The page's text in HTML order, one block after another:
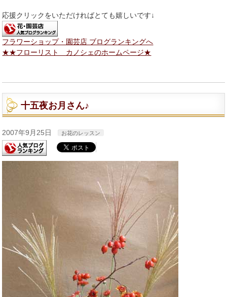
応援クリックをいただければとても嬉しいです↓
フラワーショップ・園芸店 ブログランキングへ
★★フローリスト カノシェのホームページ★
十五夜お月さん♪
2007年9月25日 お花のレッスン